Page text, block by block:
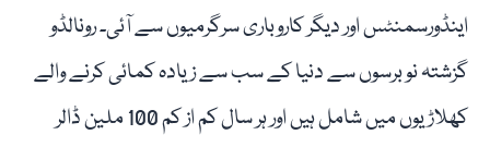
اینڈورسمنٹس اور دیگر کاروباری سرگرمیوں سے آئی۔ رونالڈو
گزشتہ نو برسوں سے دنیا کے سب سے زیادہ کمائی کرنے والے
کھلاڑیوں میں شامل ہیں اور ہر سال کم از کم 100 ملین ڈالر